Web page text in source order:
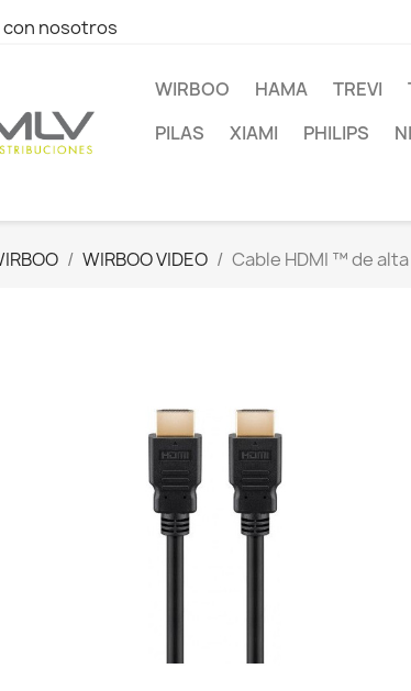
nosotros
WIRBOO HAMA TREVI
PILAS
XIAMI PHILIPS
WIRBOO VIDEO Cable HDMI ™ de